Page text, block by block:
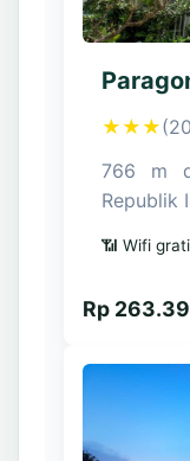
★★★
766 m
Republik
📶 Wifi
Rp